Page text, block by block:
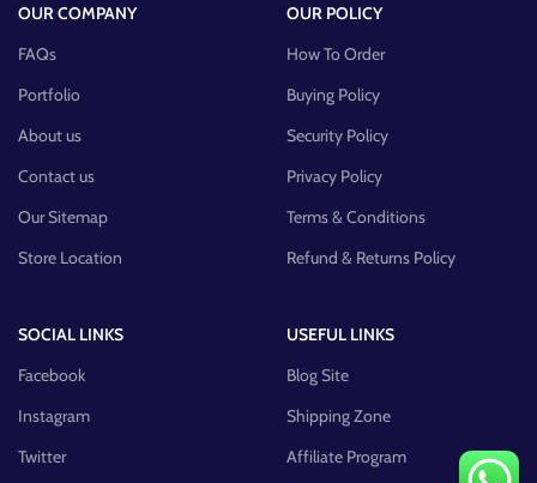
OUR COMPANY
FAQs
Portfolio
About us
Contact us
Our Sitemap
Store Location
OUR POLICY
How To Order
Buying Policy
Security Policy
Privacy Policy
Terms & Conditions
Refund & Returns Policy
SOCIAL LINKS
Facebook
Instagram
Twitter
USEFUL LINKS
Blog Site
Shipping Zone
Affiliate Program